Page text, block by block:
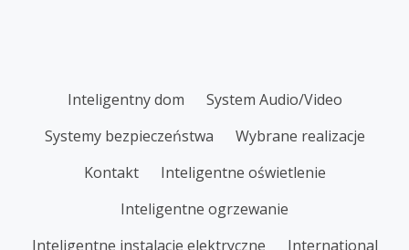
SECONDARYInteligentny dom
System Audio/Video
Systemy bezpieczeństwa
Wybrane realizacje
Kontakt
Inteligentne oświetlenie
Inteligentne ogrzewanie
Inteligentne instalacje elektryczne
International